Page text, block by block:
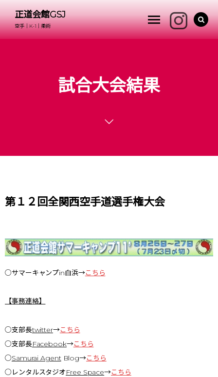
正道会館GSJ
空手｜K-1｜柔術
試合大会結果
第１２回全関西空手道選手権大会
○サマーキャンプin白浜→こちら
【事務連絡】
○支部長twitter→こちら
○支部長Facebook→こちら
○Samurai AgentBlog→こちら
○レンタルスタジオFree Space→こちら